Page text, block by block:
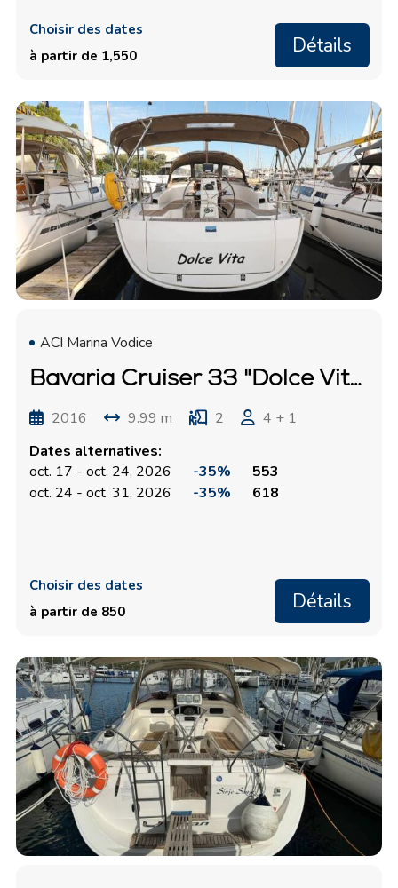
Choisir des dates
à partir de 1,550
Détails
ACI Marina Vodice
Bavaria Cruiser 33 "Dolce Vita"
2016 9.99 m 2
4 + 1
Dates alternatives:
oct. 17 - oct. 24, 2026
-35%
553
oct. 24 - oct. 31, 2026
-35% 618
Choisir des dates
à partir de 850
Détails